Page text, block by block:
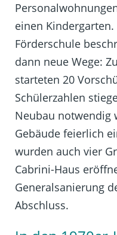
einen
Förderschule
dann neue Wege:
starteten 20
Schülerzahlen
Neubau notwendig
Gebäude feierlich
wurden auch vier
Cabrini-Haus
Generalsanierung
Abschluss.